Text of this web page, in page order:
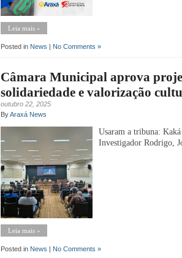
Leia mais »
Posted in News No Comments »
Câmara Municipal aprova
solidariedade e valorização
outubro 22, 2025
ByAraxá News
Usaram a tribuna:
Investigador Rodrigo,
Leia mais »
Posted in News No Comments »